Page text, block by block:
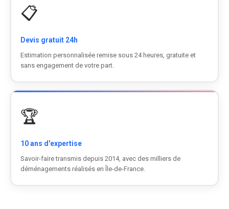
📋
Devis gratuit 24h
Estimation personnalisée remise sous 24 heures, gratuite et
sans engagement de votre part.
🏆
10 ans d'expertise
Savoir-faire transmis depuis 2014, avec des milliers de
déménagements réalisés en Île-de-France.